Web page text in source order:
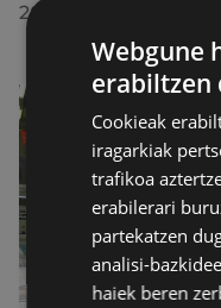
2026/07/30
Webgune
erabiltzen
Cookieak
iragarkiak
trafikoa
erabilerari
partekatzen
analisi-
haiek beren